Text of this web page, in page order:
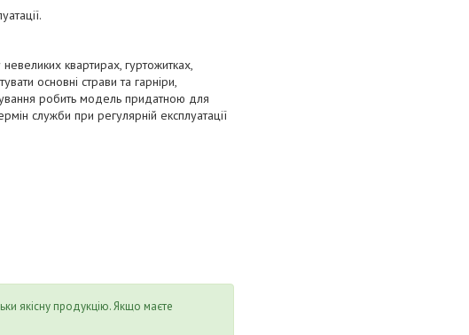
квартирах, гуртожитках,
основні страви та гарніри,
робить модель придатною для
служби при регулярній експлуатації
якісну продукцію. Якщо маєте